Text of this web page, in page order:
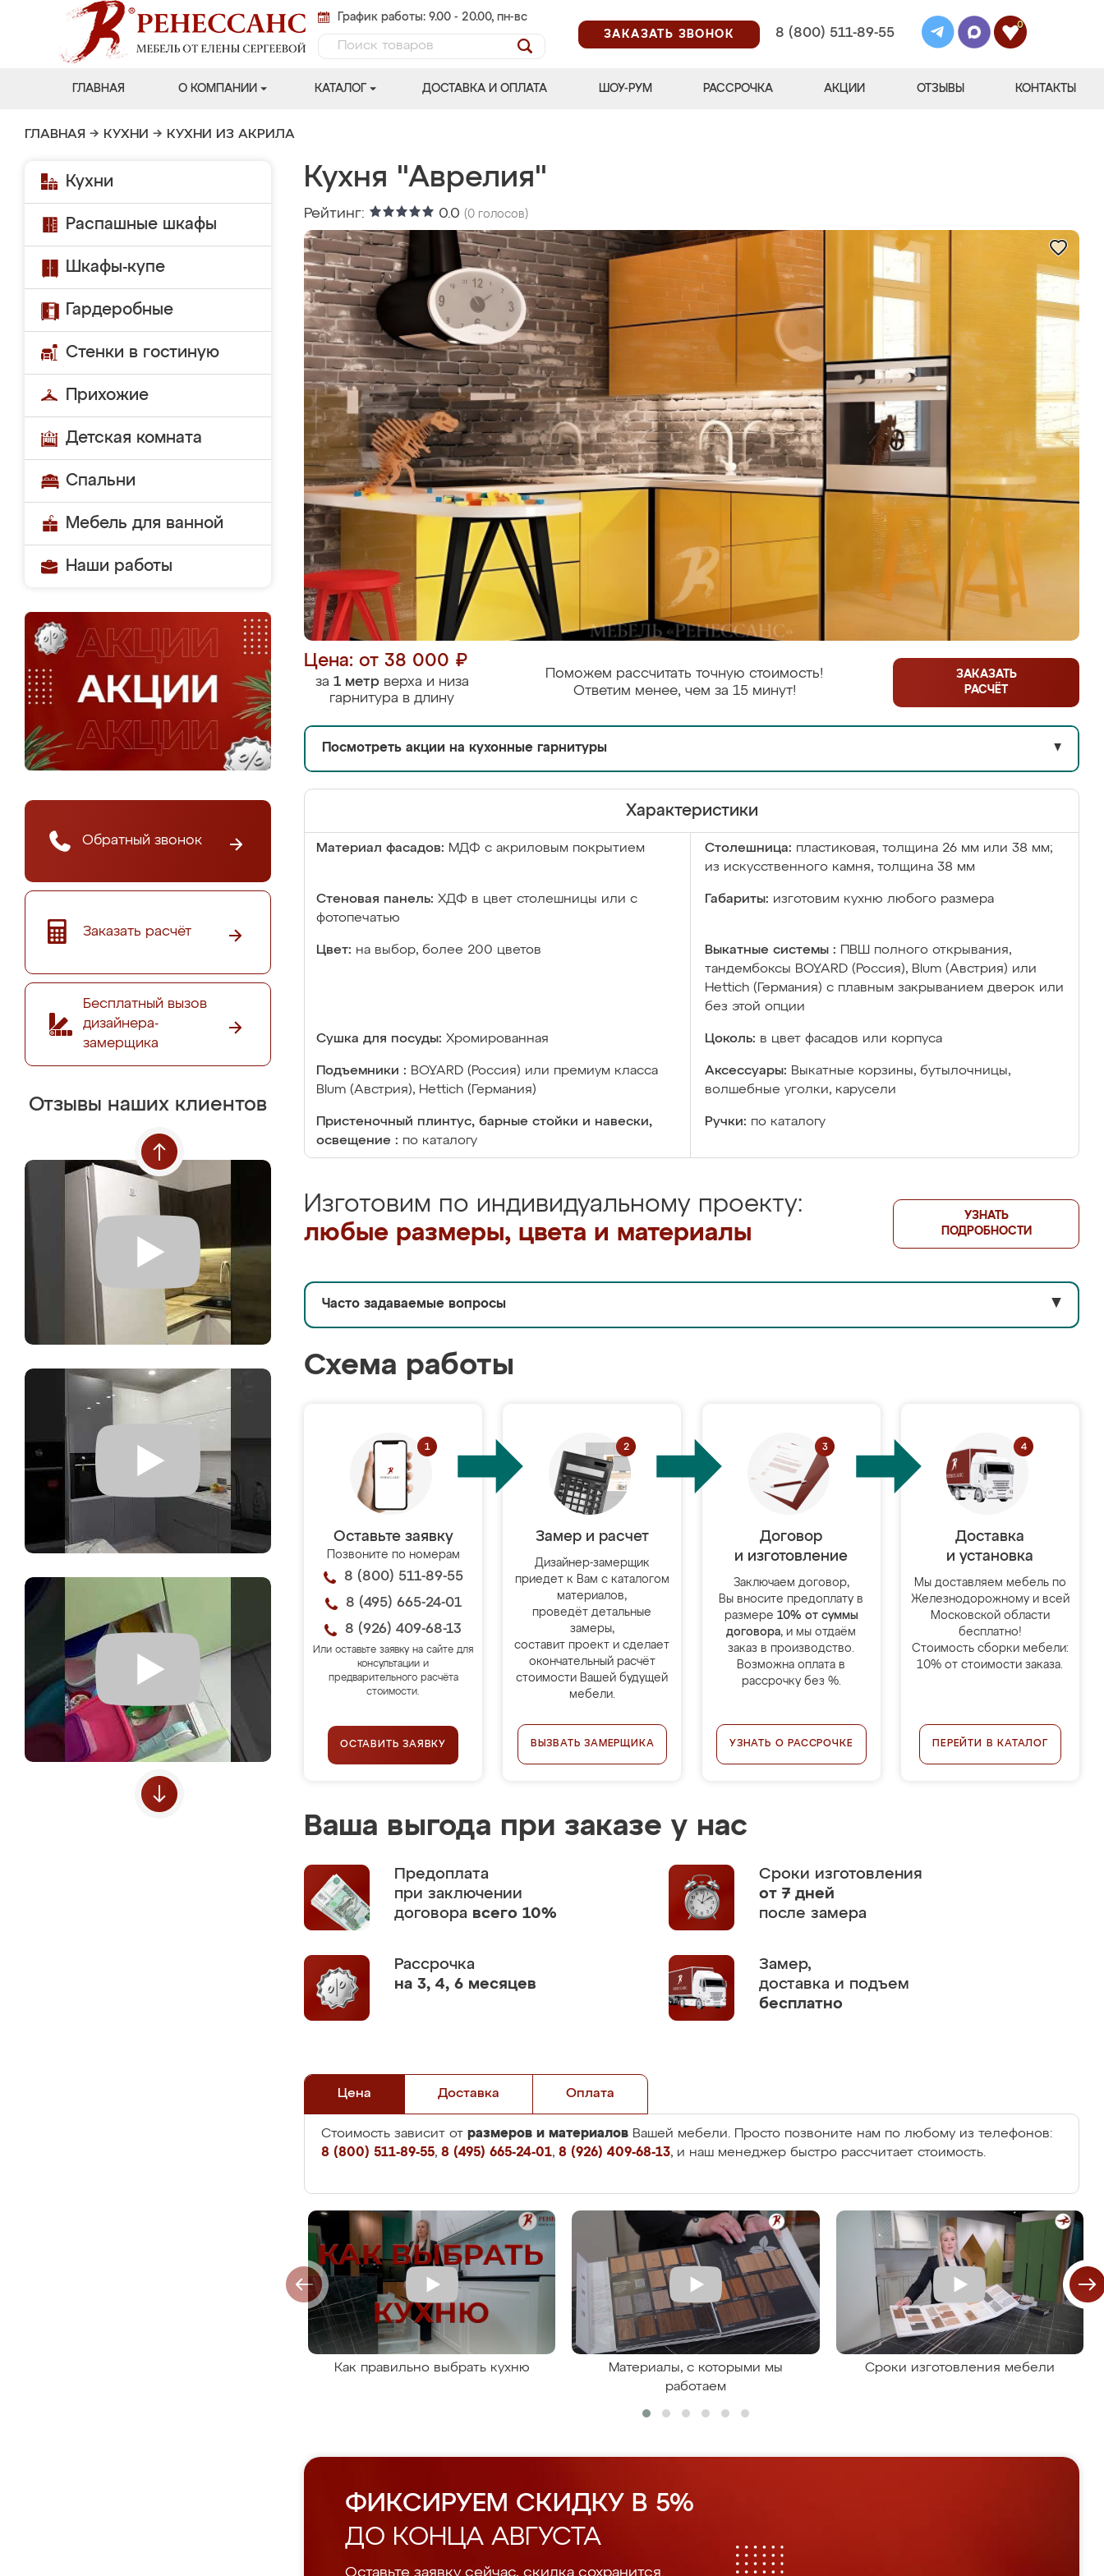
График работы: 9.00 - 20.00, пн-вс
ЗАКАЗАТЬ ЗВОНОК
8 (800) 511-89-55
0
ГЛАВНАЯ О КОМПАНИИ КАТАЛОГ ДОСТАВКА И ОПЛАТА ШОУ-РУМ РАССРОЧКА АКЦИИ ОТЗЫВЫ КОНТАКТЫ
ГЛАВНАЯ → КУХНИ → КУХНИ ИЗ АКРИЛА
Кухни
Распашные шкафы
Шкафы-купе
Гардеробные
Стенки в гостиную
Прихожие
Детская комната
Спальни
Мебель для ванной
Наши работы
Обратный звонок
Заказать расчёт
Бесплатный вызов
дизайнера-
замерщика
Отзывы наших клиентов
Кухня "Аврелия"
Рейтинг: 0.0 (0 голосов)
Цена: от 38 000 ₽
за 1 метрверха и низа
гарнитура в длину
Поможем рассчитать точную стоимость!
Ответим менее, чем за 15 минут!
ЗАКАЗАТЬ
РАСЧЁТ
Посмотреть акции на кухонные гарнитуры ▼
Характеристики
Материал фасадов: МДФ с акриловым покрытием Столешница: пластиковая, толщина 26 мм или 38 мм;
из искусственного камня, толщина 38 мм
Стеновая панель: ХДФ в цвет столешницы или с
фотопечатью
Габариты: изготовим кухню любого размера
Цвет: на выбор, более 200 цветов Выкатные системы :
ПВШ полного открывания,
тандембоксы BOYARD (Россия), Blum (Австрия) или
Hettich (Германия) с плавным закрыванием дверок или
без этой опции
Сушка для посуды: Хромированная Цоколь: в цвет фасадов или корпуса
Подъемники : BOYARD (Россия) или премиум класса
Blum (Австрия), Hettich (Германия)
Аксессуары: Выкатные корзины, бутылочницы,
волшебные уголки, карусели
Пристеночный плинтус, барные стойки и навески,
освещение : по каталогу
Ручки: по каталогу
Изготовим по индивидуальному проекту:
любые размеры, цвета и материалы
УЗНАТЬ
ПОДРОБНОСТИ
Часто задаваемые вопросы ▼
Схема работы
Оставьте заявку
Позвоните по номерам
8 (800) 511-89-55
8 (495) 665-24-01
8 (926) 409-68-13
Или оставьте заявку на сайте для
консультации и
предварительного расчёта
стоимости.
ОСТАВИТЬ ЗАЯВКУ
Замер и расчет
Дизайнер-замерщик
приедет к Вам с каталогом
материалов,
проведёт детальные
замеры,
составит проект и сделает
окончательный расчёт
стоимости Вашей будущей
мебели.
ВЫЗВАТЬ ЗАМЕРЩИКА
Договор
и изготовление
Заключаем договор,
Вы вносите предоплату в
размере 10% от суммы
договора, и мы отдаём
заказ в производство.
Возможна оплата в
рассрочку без %.
УЗНАТЬ О РАССРОЧКЕ
Доставка
и установка
Мы доставляем мебель по
Железнодорожному и всей
Московской области
бесплатно!
Стоимость сборки мебели:
10% от стоимости заказа.
ПЕРЕЙТИ В КАТАЛОГ
Ваша выгода при заказе у нас
Предоплата
при заключении
договора всего 10%
Сроки изготовления
от 7 дней
после замера
Рассрочка
на 3, 4, 6 месяцев
Замер,
доставка и подъем
бесплатно
Цена Доставка Оплата
Стоимость зависит от размеров и материалов Вашей мебели. Просто позвоните нам по любому из телефонов:
8 (800) 511-89-55, 8 (495) 665-24-01, 8 (926) 409-68-13, и наш менеджер быстро рассчитает стоимость.
Как правильно выбрать кухню
Материалы, с которыми мы
работаем
Сроки изготовления мебели
ФИКСИРУЕМ СКИДКУ В 5%
ДО КОНЦА АВГУСТА
Оставьте заявку сейчас, скидка сохранится.